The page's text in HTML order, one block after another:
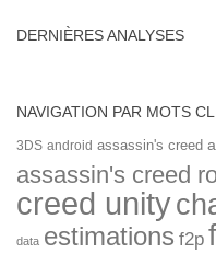
DERNIÈRES ANALYSES
NAVIGATION PAR MOTS
3DS android assassin's creed
assassin's creed
creed unity
data estimations f2p